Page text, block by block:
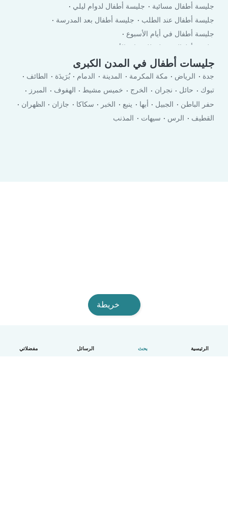
الرئيسية بحث الرسائل مفضلاتي
جليسة أطفال مسائية
جليسة أطفال لدوام ليلي
جليسة أطفال عند الطلب
جليسة أطفال بعد المدرسة
جليسة أطفال في أيام الأسبوع
جليسة أطفال في لعطلة نهاية الأسبوع
جليسات أطفال في المدن الكبرى
جدة الرياض مكة المكرمة المدينة الدمام بُرَيدَة
الطائف
تبوك
حائل نجران الخرج خميس مشيط الهفوف
المبرز
حفر الباطن‎
الجبيل أبها ينبع الخبر سكاكا جازان
الظهران
القطيف
الرس سيهات المذنب
خريطة